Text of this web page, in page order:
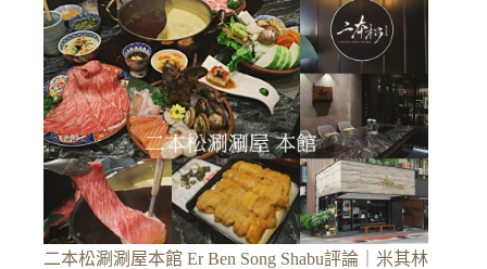
二本松涮涮屋本館 Er Ben Song Shabu評論｜米其林